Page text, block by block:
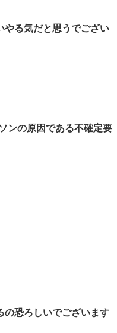
やる気だと思うでござい
ンの原因である不確定要
の恐ろしいでございます